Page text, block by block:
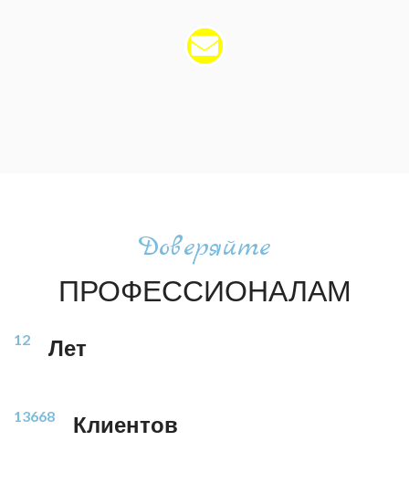
Доверяйте
ПРОФЕССИОНАЛАМ
12 Лет
13668 Клиентов